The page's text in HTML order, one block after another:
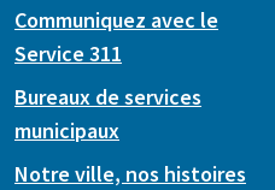
Communiquez avec le
Service 311
Bureaux de services
municipaux
Notre ville, nos histoires